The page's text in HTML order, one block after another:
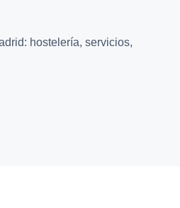
hostelería, servicios,